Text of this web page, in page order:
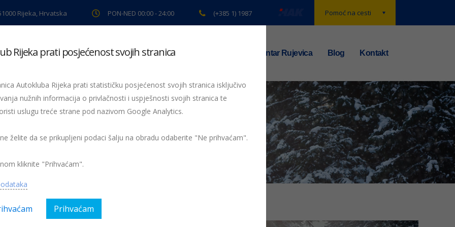
Pomoć na cesti
Rijeka, Hrvatska PON-NED 00:00 - 24:00 (+385 1) 1987
pregled Pomoć na cesti Servis Preventiva TS centar Rujevica Blog Kontakt
Od 15. 11. obveza vožnje sa zimskom opremom! Zimska oprema
Rijeka prati posjećenost svojih stranica
Autokluba Rijeka prati statističku posjećenost svojih stranica isključivo
nužnih informacija o privlačnosti i uspješnosti svojih stranica te
uslugu treće strane pod nazivom Google Analytics.
želite da se prikupljeni podaci šalju na obradu odaberite "Ne prihvaćam".
kliknite "Prihvaćam".
Prihvaćam